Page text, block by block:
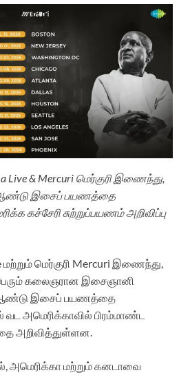
Live & Mercuri மெர்குரி இணைந்து,
இசைப் பயணத்தை
கச்சேரி சுற்றுப்பயணம் அறிவிப்பு
மற்றும் மெர்குரி Mercuri இணைந்து,
கலைஞரான இசைஞானி
இசைப் பயணத்தை
அமெரிக்காவில் பிரம்மாண்ட
அறிவித்துள்ளன.
அமெரிக்கா மற்றும் கனடாவை